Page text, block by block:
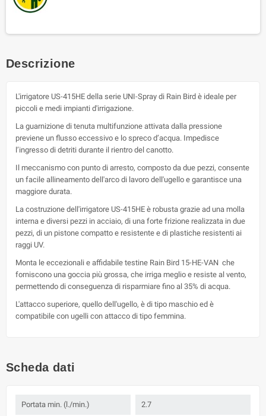
Descrizione
L'irrigatore US-415HE della serie UNI-Spray di Rain Bird è ideale per
piccoli e medi impianti d'irrigazione.
La guarnizione di tenuta multifunzione attivata dalla pressione
previene un flusso eccessivo e lo spreco d’acqua. Impedisce
l’ingresso di detriti durante il rientro del canotto.
Il meccanismo con punto di arresto, composto da due pezzi, consente
un facile allineamento dell'arco di lavoro dell'ugello e garantisce una
maggiore durata.
La costruzione dell'irrigatore US-415HE è robusta grazie ad una molla
interna e diversi pezzi in acciaio, di una forte frizione realizzata in due
pezzi, di un pistone compatto e resistente e di plastiche resistenti ai
raggi UV.
Monta le eccezionali e affidabile testine Rain Bird 15-HE-VAN che
forniscono una goccia più grossa, che irriga meglio e resiste al vento,
permettendo di conseguenza di risparmiare fino al 35% di acqua.
L'attacco superiore, quello dell'ugello, è di tipo maschio ed è
compatibile con ugelli con attacco di tipo femmina.
Scheda dati
Portata min. (l./min.) 2.7